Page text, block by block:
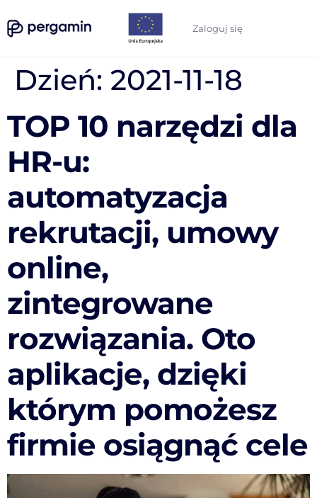
Zaloguj się
Dzień: 2021-11-18
TOP 10 narzędzi dla
HR-u:
automatyzacja
rekrutacji, umowy
online,
zintegrowane
rozwiązania. Oto
aplikacje, dzięki
którym pomożesz
firmie osiągnąć cele